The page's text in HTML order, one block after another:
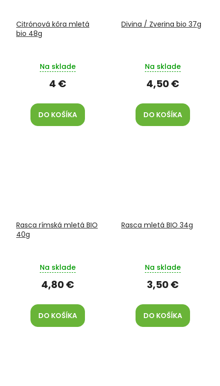
Citrónová kôra mletá
bio 48g
Na sklade
4 €
DO KOŠÍKA
Divina / Zverina bio 37g
Na sklade
4,50 €
DO KOŠÍKA
Rasca rímská mletá BIO
40g
Na sklade
4,80 €
DO KOŠÍKA
Rasca mletá BIO 34g
Na sklade
3,50 €
DO KOŠÍKA